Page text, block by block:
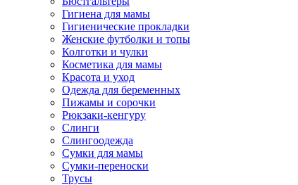
Гигиена для мамы
Гигиенические прокладки
Женские футболки и топы
Колготки и чулки
Косметика для мамы
Красота и уход
Одежда для беременных
Пижамы и сорочки
Рюкзаки-кенгуру
Слинги
Слингоодежда
Сумки для мамы
Сумки-переноски
Трусы